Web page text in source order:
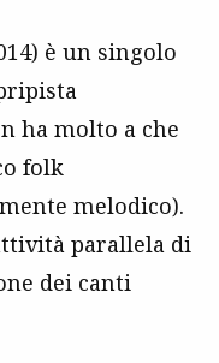
è un singolo
ha molto a che
folk
melodico).
parallela di
dei canti